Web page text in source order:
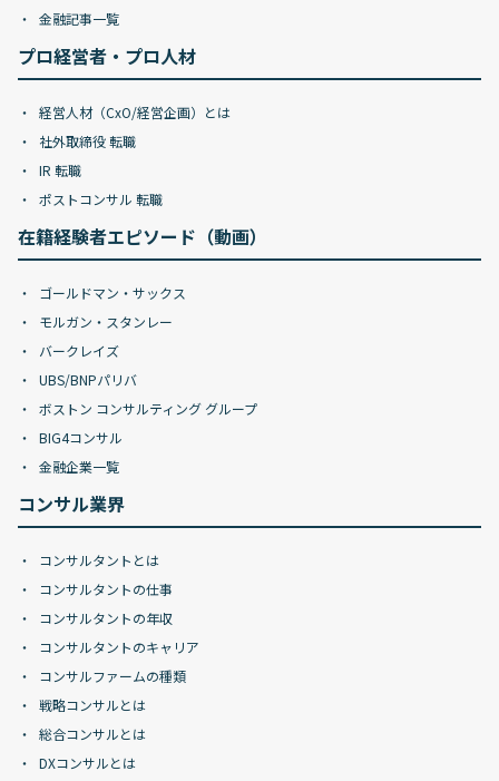
金融記事一覧
プロ経営者・プロ人材
経営人材（CxO/経営企画）とは
社外取締役 転職
IR 転職
ポストコンサル 転職
在籍経験者エピソード（動画）
ゴールドマン・サックス
モルガン・スタンレー
バークレイズ
UBS/BNPパリバ
ボストン コンサルティング グループ
BIG4コンサル
金融企業一覧
コンサル業界
コンサルタントとは
コンサルタントの仕事
コンサルタントの年収
コンサルタントのキャリア
コンサルファームの種類
戦略コンサルとは
総合コンサルとは
DXコンサルとは